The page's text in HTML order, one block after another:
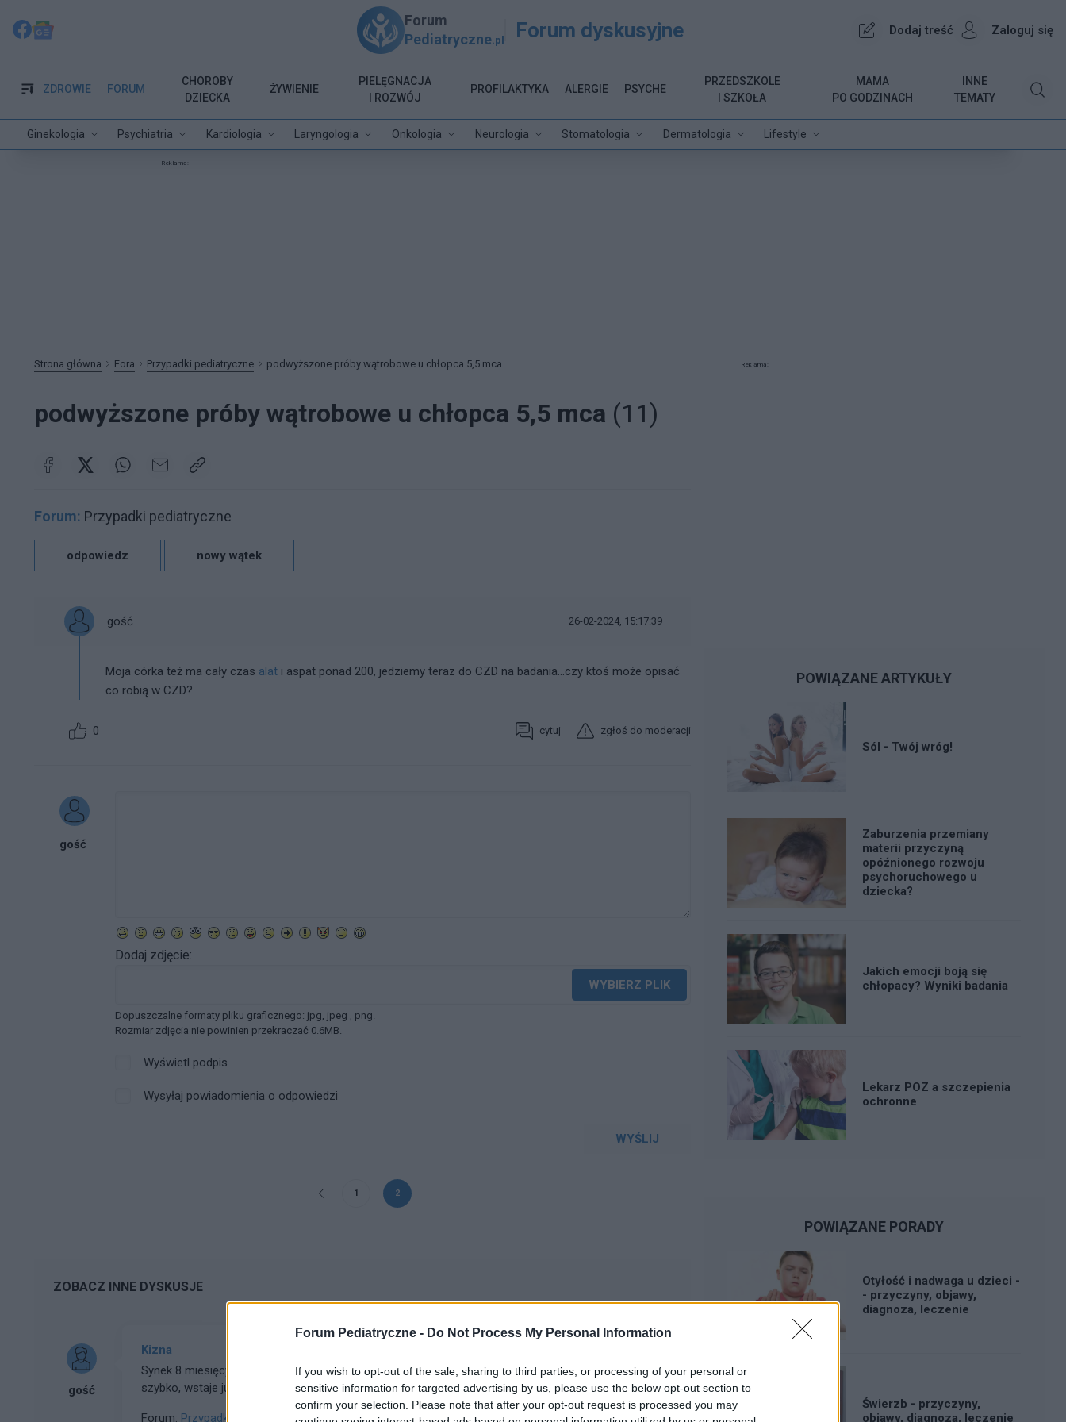
Forum Pediatryczne - Do Not Process My Personal Information
If you wish to opt-out of the sale, sharing to third parties, or processing of your personal or
sensitive information for targeted advertising by us, please use the below opt-out section to
confirm your selection. Please note that after your opt-out request is processed you may
Forum
Pediatryczne .pl Forum dyskusyjne Dodaj treść Zaloguj się
ZDROWIE
Ginekologia Psychiatria Kardiologia Laryngologia Onkologia Neurologia Stomatologia Dermatologia Lifestyle
FORUM
CHOROBY
DZIECKA
ŻYWIENIE
PIELĘGNACJA
I ROZWÓJ
PROFILAKTYKA ALERGIE PSYCHE
PRZEDSZKOLE
I SZKOŁA
MAMA
PO GODZINACH
INNE
TEMATY
Reklama:
Strona główna Fora Przypadki pediatryczne podwyższone próby wątrobowe u chłopca 5,5 mca
podwyższone próby wątrobowe u chłopca 5,5 mca (11)
Forum: Przypadki pediatryczne
odpowiedz nowy wątek
gość 26-02-2024, 15:17:39
Moja córka też ma cały czas alat i aspat ponad 200, jedziemy teraz do CZD na badania…czy ktoś może opisać
co robią w CZD?
0 cytuj zgłoś do moderacji
gość
Dodaj zdjęcie:
WYBIERZ PLIK
Dopuszczalne formaty pliku graficznego: jpg, jpeg , png.
Rozmiar zdjęcia nie powinien przekraczać 0.6MB.
Wyświetl podpis
Wysyłaj powiadomienia o odpowiedzi
WYŚLIJ
1 2
ZOBACZ INNE DYSKUSJE
gość
Kizna
Synek 8 miesięcy od urodzenia bardzo wymagający, płaczliwy , mało śpi, ruchliwy pełza bardzo
szybko, wstaje już sam ale nie siedzi w związku z czym lekarz pediatra zalecił badania krwi
między innymi Kinazę CRP. Morfologia tarczyca i inne w normie oprócz kinazy raz 180 później 270
Forum: Przypadki pediatryczne
Reklama:
POWIĄZANE ARTYKUŁY
Sól - Twój wróg!
Zaburzenia przemiany
materii przyczyną
opóźnionego rozwoju
psychoruchowego u
dziecka?
Jakich emocji boją się
chłopacy? Wyniki badania
Lekarz POZ a szczepienia
ochronne
POWIĄZANE PORADY
Otyłość i nadwaga u dzieci -
- przyczyny, objawy,
diagnoza, leczenie
Świerzb - przyczyny,
objawy, diagnoza, leczenie